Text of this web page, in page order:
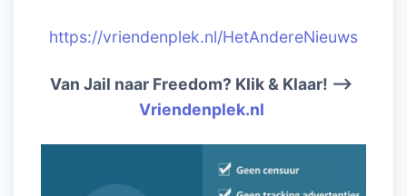
https://vriendenplek.nl/HetAndereNieuws
Van Jail naar Freedom? Klik & Klaar! –>
Vriendenplek.nl